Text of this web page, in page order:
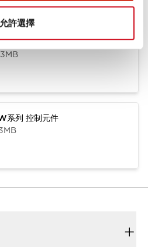
允許選擇
列 控制元件 (英文版)
系列 控制元件